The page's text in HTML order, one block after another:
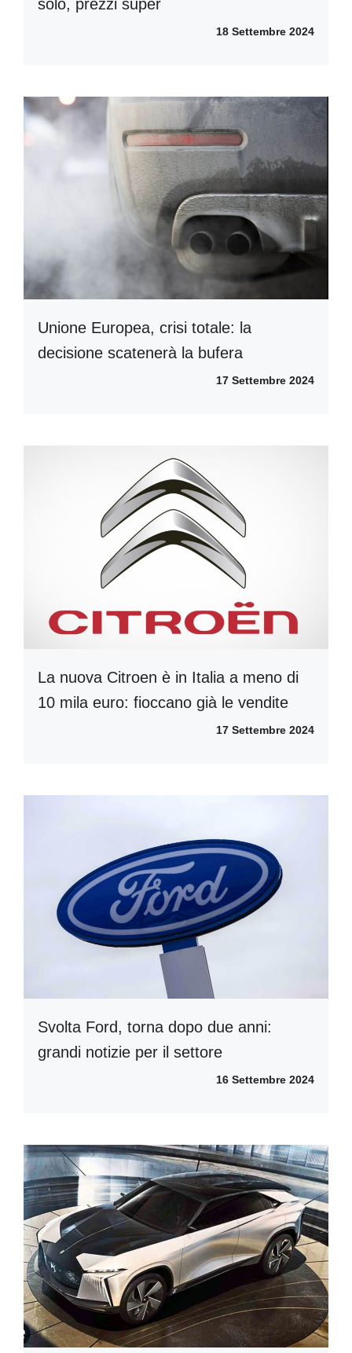
solo, prezzi super
18 Settembre 2024
Unione Europea, crisi totale: la
decisione scatenerà la bufera
17 Settembre 2024
La nuova Citroen è in Italia a meno di
10 mila euro: fioccano già le vendite
17 Settembre 2024
Svolta Ford, torna dopo due anni:
grandi notizie per il settore
16 Settembre 2024